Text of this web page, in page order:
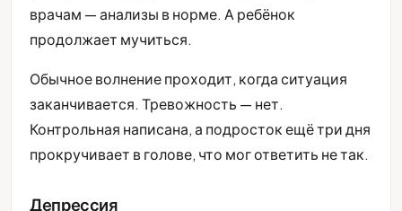
врачам — анализы в норме. А ребёнок
продолжает мучиться.
Обычное волнение проходит, когда ситуация
заканчивается. Тревожность — нет.
Контрольная написана, а подросток ещё три дня
прокручивает в голове, что мог ответить не так.
Депрессия